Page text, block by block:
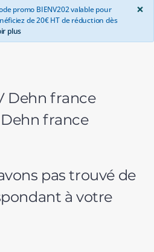
promo BIENV202 valable pour
de 20€ HT de réduction dès
plus
×
france
pas trouvé de
à votre